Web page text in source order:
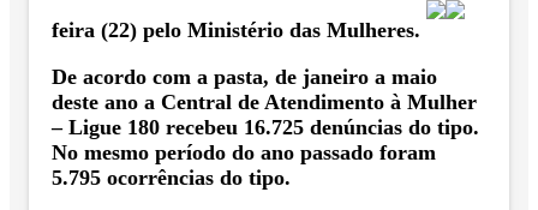
feira (22) pelo Ministério das Mulheres.
De acordo com a pasta, de janeiro a maio
deste ano a Central de Atendimento à Mulher
– Ligue 180 recebeu 16.725 denúncias do tipo.
No mesmo período do ano passado foram
5.795 ocorrências do tipo.